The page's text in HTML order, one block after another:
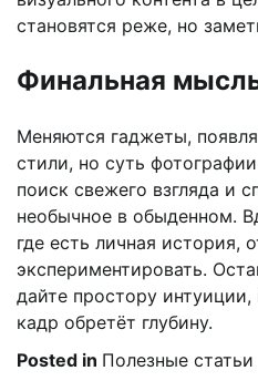
становятся реже, но
Финальная
Меняются гаджеты,
стили, но суть
поиск свежего взгляда и
необычное в обыденном.
где есть личная история,
экспериментировать.
дайте простору
кадр обретёт глубину.
Posted in Полезные статьи